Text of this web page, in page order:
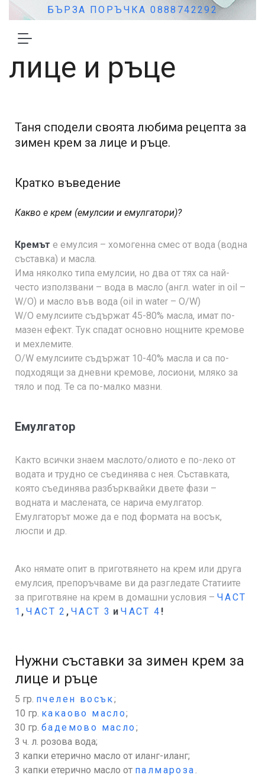
БЪРЗА ПОРЪЧКА 0888742292
Рецепти
Зимен крем за
лице и ръце
Таня сподели своята любима рецепта за
зимен крем за лице и ръце.
Кратко въведение
Какво е крем (емулсии и емулгатори)?
Кремът е емулсия – хомогенна смес от вода (водна
съставка) и масла.
Има няколко типа емулсии, но два от тях са най-
често използвани – вода в масло (англ. water in oil –
W/O) и масло във вода (oil in water – O/W)
W/O емулсиите съдържат 45-80% масла, имат по-
мазен ефект. Тук спадат основно нощните кремове
и мехлемите.
O/W емулсиите съдържат 10-40% масла и са по-
подходящи за дневни кремове, лосиони, мляко за
тяло и под. Те са по-малко мазни.
Емулгатор
Както всички знаем маслото/олиото е по-леко от
водата и трудно се съединява с нея. Съставката,
която съединява разбърквайки двете фази –
водната и маслената, се нарича емулгатор.
Емулгаторът може да е под формата на восък,
люспи и др.
Ако нямате опит в приготвянето на крем или друга
емулсия, препоръчваме ви да разгледате Статиите
за приготвяне на крем в домашни условия – ЧАСТ
1 ,ЧАСТ 2 , ЧАСТ 3 иЧАСТ 4 !
Нужни съставки за зимен крем за
лице и ръце
5 гр. пчелен восък;
10 гр. какаово масло;
30 гр. бадемово масло;
3 ч. л. розова вода;
3 капки етерично масло от иланг-иланг;
3 капки етерично масло от палмароза.